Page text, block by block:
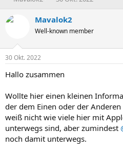
s
e
r
s
e
t
a
Mavalok2
Well-known member
30 Okt. 2022
Hallo zusammen
Wollte hier einen kleinen
der dem Einen oder der
weiß nicht wie viele hier mit
unterwegs sind, aber zumindest
noch damit unterwegs.